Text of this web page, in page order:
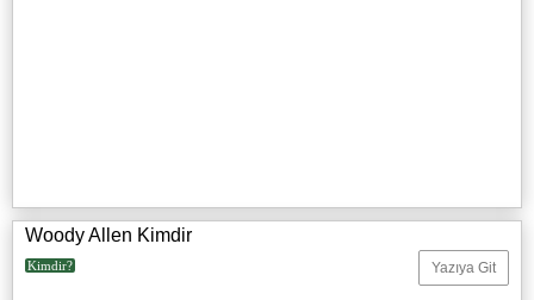
Woody Allen Kimdir
Kimdir? Yazıya Git